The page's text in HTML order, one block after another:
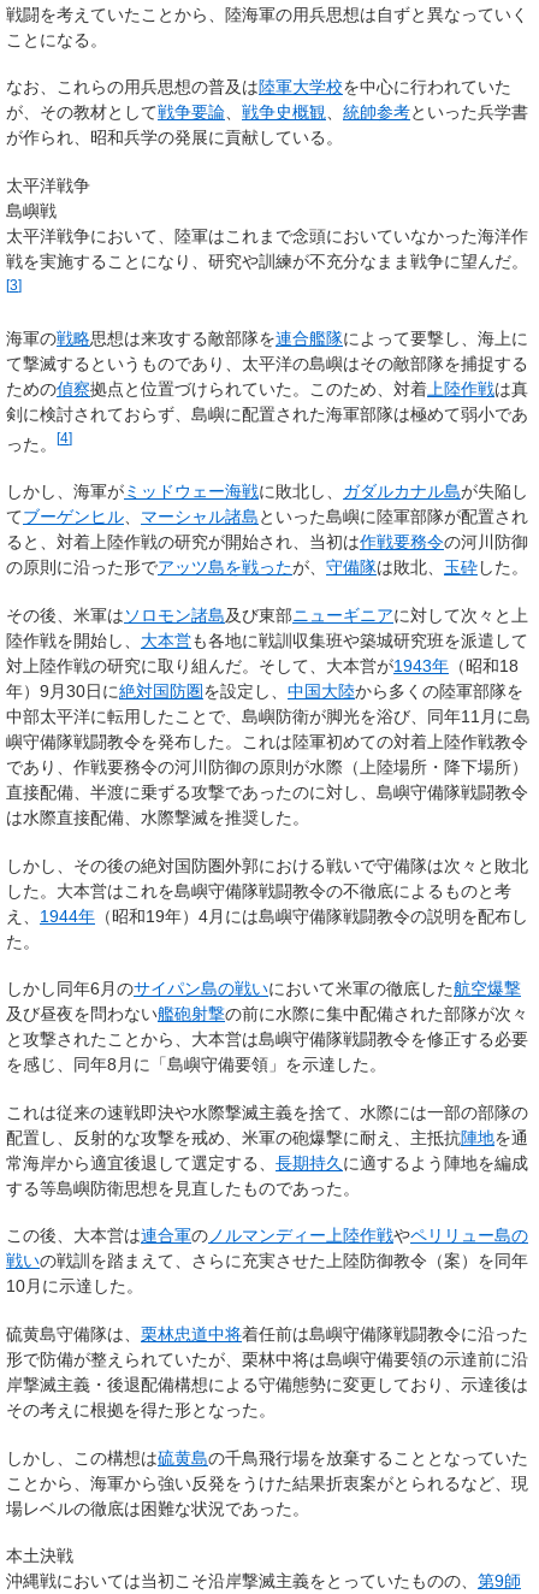
戦闘を考えていたことから、陸海軍の用兵思想は自ずと異なっていく
ことになる。
なお、これらの用兵思想の普及は陸軍大学校を中心に行われていた
が、その教材として戦争要論、 戦争史概観、 統帥参考といった兵学書
が作られ、昭和兵学の発展に貢献している。
太平洋戦争
島嶼戦
太平洋戦争において、陸軍はこれまで念頭においていなかった海洋作
戦を実施することになり、研究や訓練が不充分なまま戦争に望んだ。
[3]
海軍の戦略思想は来攻する敵部隊を連合艦隊によって要撃し、海上に
て撃滅するというものであり、太平洋の島嶼はその敵部隊を捕捉する
ための偵察拠点と位置づけられていた。このため、対着 上陸作戦は真
剣に検討されておらず、島嶼に配置された海軍部隊は極めて弱小であ
った。
[4]
しかし、海軍がミッドウェー海戦に敗北し、 ガダルカナル島が失陥し
てブーゲンヒル、 マーシャル諸島といった島嶼に陸軍部隊が配置され
ると、対着上陸作戦の研究が開始され、当初は作戦要務令の河川防御
の原則に沿った形でアッツ島を戦ったが、 守備隊は敗北、 玉砕した。
その後、米軍はソロモン諸島及び東部ニューギニアに対して次々と上
陸作戦を開始し、 大本営も各地に戦訓収集班や築城研究班を派遣して
対上陸作戦の研究に取り組んだ。そして、大本営が1943年 （昭和18
年）9月30日に絶対国防圏を設定し、 中国大陸から多くの陸軍部隊を
中部太平洋に転用したことで、島嶼防衛が脚光を浴び、同年11月に島
嶼守備隊戦闘教令を発布した。これは陸軍初めての対着上陸作戦教令
であり、作戦要務令の河川防御の原則が水際（上陸場所・降下場所）
直接配備、半渡に乗ずる攻撃であったのに対し、島嶼守備隊戦闘教令
は水際直接配備、水際撃滅を推奨した。
しかし、その後の絶対国防圏外郭における戦いで守備隊は次々と敗北
した。大本営はこれを島嶼守備隊戦闘教令の不徹底によるものと考
え、 1944年 （昭和19年）4月には島嶼守備隊戦闘教令の説明を配布し
た。
しかし同年6月のサイパン島の戦いにおいて米軍の徹底した航空爆撃
及び昼夜を問わない艦砲射撃の前に水際に集中配備された部隊が次々
と攻撃されたことから、大本営は島嶼守備隊戦闘教令を修正する必要
を感じ、同年8月に「島嶼守備要領」を示達した。
これは従来の速戦即決や水際撃滅主義を捨て、水際には一部の部隊の
配置し、反射的な攻撃を戒め、米軍の砲爆撃に耐え、主抵抗陣地を通
常海岸から適宜後退して選定する、 長期持久 に適するよう陣地を編成
する等島嶼防衛思想を見直したものであった。
この後、大本営は連合軍のノルマンディー上陸作戦やペリリュー島の
戦いの戦訓を踏まえて、さらに充実させた上陸防御教令（案）を同年
10月に示達した。
硫黄島守備隊は、 栗林忠道中将着任前は島嶼守備隊戦闘教令に沿った
形で防備が整えられていたが、栗林中将は島嶼守備要領の示達前に沿
岸撃滅主義・後退配備構想による守備態勢に変更しており、示達後は
その考えに根拠を得た形となった。
しかし、この構想は硫黄島の千鳥飛行場を放棄することとなっていた
ことから、海軍から強い反発をうけた結果折衷案がとられるなど、現
場レベルの徹底は困難な状況であった。
本土決戦
沖縄戦においては当初こそ沿岸撃滅主義をとっていたものの、 第9師